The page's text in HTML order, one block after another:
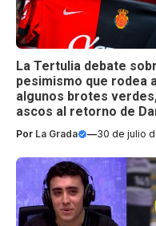
La Tertulia debate
pesimismo que rodea
algunos brotes
ascos al retorno de
Por La Grada —30 de julio